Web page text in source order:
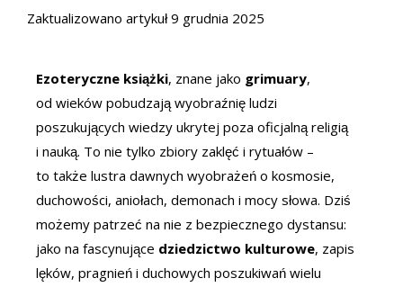
Zaktualizowano artykuł 9 grudnia 2025
Ezoteryczne książki, znane jako grimuary,
od wieków pobudzają wyobraźnię ludzi
poszukujących wiedzy ukrytej poza oficjalną religią
i nauką. To nie tylko zbiory zaklęć i rytuałów –
to także lustra dawnych wyobrażeń o kosmosie,
duchowości, aniołach, demonach i mocy słowa. Dziś
możemy patrzeć na nie z bezpiecznego dystansu:
jako na fascynujące dziedzictwo kulturowe, zapis
lęków, pragnień i duchowych poszukiwań wielu